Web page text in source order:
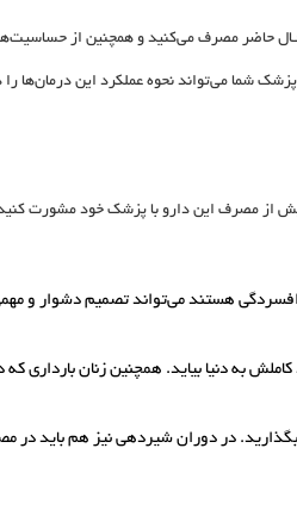
حـال حاضر مصرف می‌کنید و همچنین از
شما می‌تواند نحوه عملکرد این درمان‌ها را
از مصرف این دارو با پزشک خود مشورت
افسردگی هستند می‌تواند تصمیم دشوار و
قبل از رشد کاملش به دنیا بیاید. همچنین زنان
در دوران شیردهی نیز هم باید در